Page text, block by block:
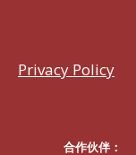
Privacy Policy
合作伙伴：